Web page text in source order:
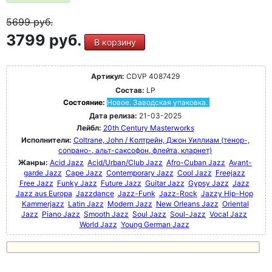
5699руб.
3799 руб. В корзину
Артикул: CDVP 4087429
Состав: LP
Состояние: Новое. Заводская упаковка.
Дата релиза: 21-03-2025
Лейбл: 20th Century Masterworks
Исполнители: Coltrane, John / Колтрейн, Джон Уиллиам (тенор-,
сопрано-, альт-саксофон, флейта, кларнет)
Жанры: Acid Jazz Acid/Urban/Club Jazz Afro-Cuban Jazz Avant-
garde Jazz Cape Jazz Contemporary Jazz Cool Jazz Freejazz
Free Jazz Funky Jazz Future Jazz Guitar Jazz Gypsy Jazz Jazz
Jazz aus Europa Jazzdance Jazz-Funk Jazz-Rock Jazzy Hip-Hop
Kammerjazz Latin Jazz Modern Jazz New Orleans Jazz Oriental
Jazz Piano Jazz Smooth Jazz Soul Jazz Soul-Jazz Vocal Jazz
World Jazz Young German Jazz